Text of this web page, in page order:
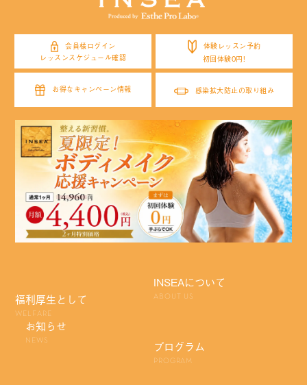
会員様ログイン
レッスンスケジュール確認
体験レッスン予約
初回体験0円!
お得なキャンペーン情報 感染拡大防止の取り組み
INSEAについて
ABOUT US
プログラム
PROGRAM
お知らせ
NEWS
福利厚生として
WELFARE